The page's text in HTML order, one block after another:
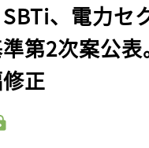
SBTi、電力セ
準第2次案公
正